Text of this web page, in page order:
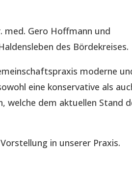
Gero Hoffmann und
des Bördekreises.
moderne
eine konservative als
welche dem aktuellen Stand
in unserer Praxis.